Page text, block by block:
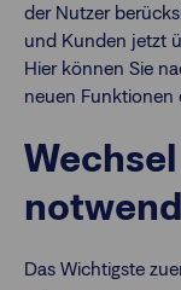
der Nutzer
und Kunden jetzt
Hier können Sie
neuen Funktionen
Das Wichtigste